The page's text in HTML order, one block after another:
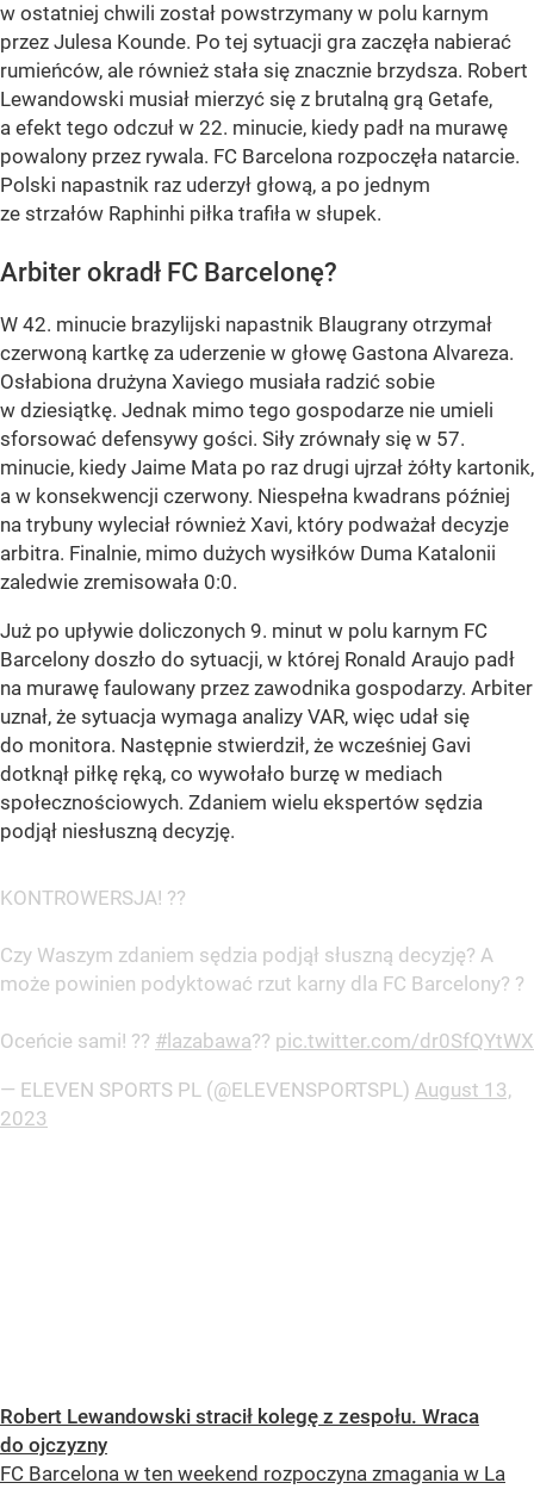
w ostatniej chwili został powstrzymany w polu karnym
przez Julesa Kounde. Po tej sytuacji gra zaczęła nabierać
rumieńców, ale również stała się znacznie brzydsza. Robert
Lewandowski musiał mierzyć się z brutalną grą Getafe,
a efekt tego odczuł w 22. minucie, kiedy padł na murawę
powalony przez rywala. FC Barcelona rozpoczęła natarcie.
Polski napastnik raz uderzył głową, a po jednym
ze strzałów Raphinhi piłka trafiła w słupek.
Arbiter okradł FC Barcelonę?
W 42. minucie brazylijski napastnik Blaugrany otrzymał
czerwoną kartkę za uderzenie w głowę Gastona Alvareza.
Osłabiona drużyna Xaviego musiała radzić sobie
w dziesiątkę. Jednak mimo tego gospodarze nie umieli
sforsować defensywy gości. Siły zrównały się w 57.
minucie, kiedy Jaime Mata po raz drugi ujrzał żółty kartonik,
a w konsekwencji czerwony. Niespełna kwadrans później
na trybuny wyleciał również Xavi, który podważał decyzje
arbitra. Finalnie, mimo dużych wysiłków Duma Katalonii
zaledwie zremisowała 0:0.
Już po upływie doliczonych 9. minut w polu karnym FC
Barcelony doszło do sytuacji, w której Ronald Araujo padł
na murawę faulowany przez zawodnika gospodarzy. Arbiter
uznał, że sytuacja wymaga analizy VAR, więc udał się
do monitora. Następnie stwierdził, że wcześniej Gavi
dotknął piłkę ręką, co wywołało burzę w mediach
społecznościowych. Zdaniem wielu ekspertów sędzia
podjął niesłuszną decyzję.
KONTROWERSJA! ??
Czy Waszym zdaniem sędzia podjął słuszną decyzję? A
może powinien podyktować rzut karny dla FC Barcelony? ?
Oceńcie sami! ?? #lazabawa?? pic.twitter.com/dr0SfQYtWX
— ELEVEN SPORTS PL (@ELEVENSPORTSPL) August 13,
2023
Robert Lewandowski stracił kolegę z zespołu. Wraca
do ojczyzny
FC Barcelona w ten weekend rozpoczyna zmagania w La